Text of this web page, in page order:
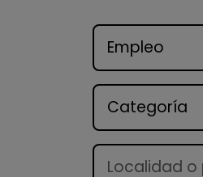
Tipo de oferta
Categoría
Lugar